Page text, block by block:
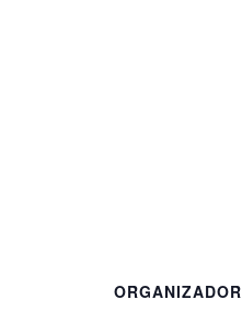
ORGANIZADOR